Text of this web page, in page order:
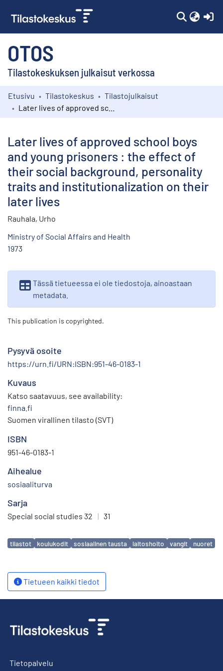
OTOS
Tilastokeskuksen julkaisut verkossa
Kokoelmat
Etusivu Tilastokeskus
Tilastojulkaisut
Later lives of approved school boys
and young prisoners : the effect of
their social background, personality
traits and institutionalization on their
later lives
Rauhala, Urho
Ministry of Social Affairs and Health
1973
Tässä tietueessa ei ole tiedostoja, ainoastaan
metadata.
This publication is copyrighted.
Pysyvä osoite
https://urn.fi/URN:ISBN:951-46-0183-1
Kuvaus
Katso saatavuus, see availability:
finna.fi
Suomen virallinen tilasto (SVT)
ISBN
951-46-0183-1
Aihealue
sosiaaliturva
Sarja
Special social studies 32 | 31
Avainsanat
tilastot koulukodit sosiaalinen tausta laitoshoito vangit nuoret
Tietueen kaikki tiedot
Tietopalvelu